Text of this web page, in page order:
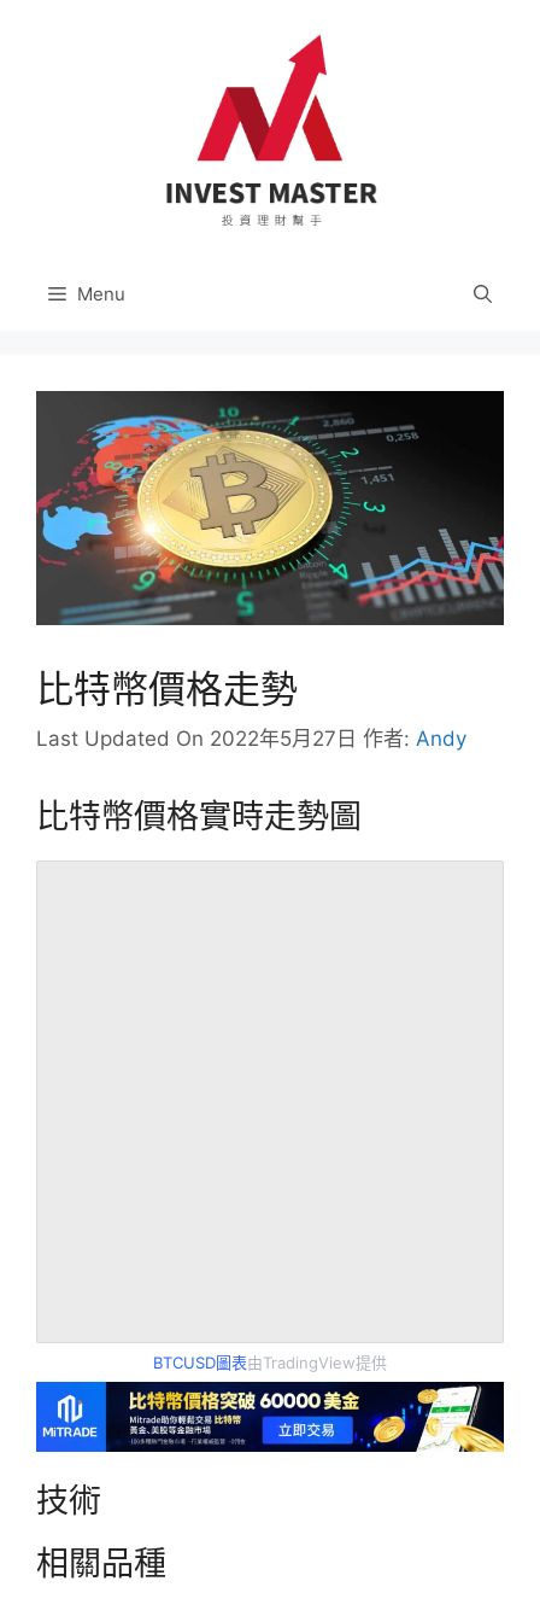
Menu
比特幣價格走勢
Last Updated On 2022年5月27日 作者: Andy
比特幣價格實時走勢圖
BTCUSD圖表由TradingView提供
技術
相關品種